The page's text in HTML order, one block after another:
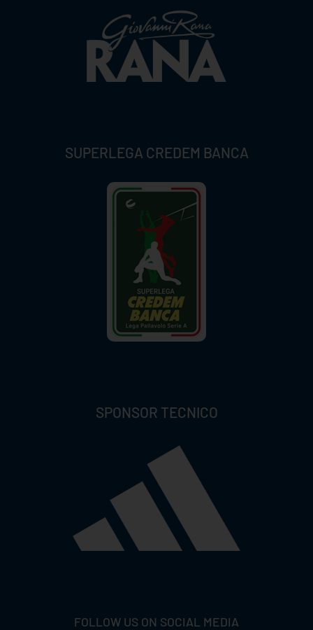
SUPERLEGA CREDEM BANCA
SPONSOR TECNICO
FOLLOW US ON SOCIAL MEDIA